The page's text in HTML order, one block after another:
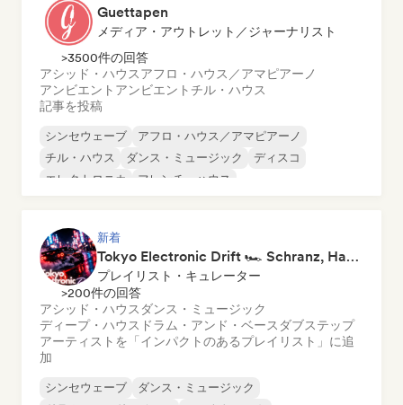
Guettapen
メディア・アウトレット／ジャーナリスト
>3500件の回答
アシッド・ハウスアフロ・ハウス／アマピアーノ
アンビエント アンビエント チル・ハウス
記事を投稿
シンセウェーブ
アフロ・ハウス／アマピアーノ
チル・ハウス
ダンス・ミュージック
ディスコ
エレクトロニカ
フレンチ・ハウス
新着
Tokyo Electronic Drift 🏎️ Schranz, Hard Techno & Anime EDM
プレイリスト・キュレーター
>200件の回答
アシッド・ハウス ダンス・ミュージック
ディープ・ハウス ドラム・アンド・ベース ダブステップ
アーティストを「インパクトのあるプレイリスト」に追
加
シンセウェーブ
ダンス・ミュージック